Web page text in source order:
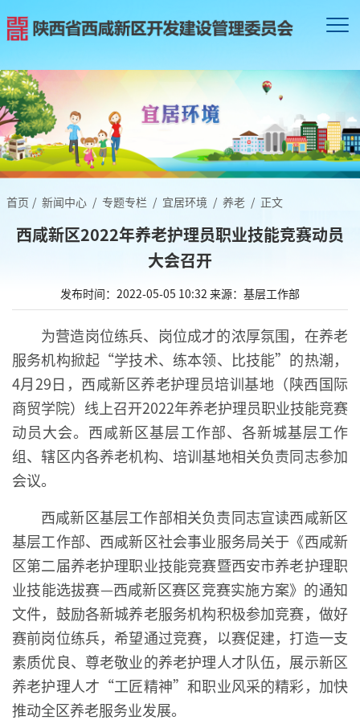
首页 / 新闻中心 / 专题专栏 / 宜居环境 / 养老 / 正文
西咸新区2022年养老护理员职业技能竞赛动员
大会召开
发布时间：2022-05-05 10:32 来源：基层工作部
为营造岗位练兵、岗位成才的浓厚氛围，在养老
服务机构掀起“学技术、练本领、比技能”的热潮，
4月29日，西咸新区养老护理员培训基地（陕西国际
商贸学院）线上召开2022年养老护理员职业技能竞赛
动员大会。西咸新区基层工作部、各新城基层工作
组、辖区内各养老机构、培训基地相关负责同志参加
会议。
西咸新区基层工作部相关负责同志宣读西咸新区
基层工作部、西咸新区社会事业服务局关于《西咸新
区第二届养老护理职业技能竞赛暨西安市养老护理职
业技能选拔赛—西咸新区赛区竞赛实施方案》的通知
文件，鼓励各新城养老服务机构积极参加竞赛，做好
赛前岗位练兵，希望通过竞赛，以赛促建，打造一支
素质优良、尊老敬业的养老护理人才队伍，展示新区
养老护理人才“工匠精神”和职业风采的精彩，加快
推动全区养老服务业发展。